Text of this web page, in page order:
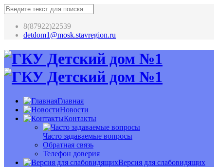
8(87922)22539
detdom1@mosk.stavregion.ru
Главная
Новости
Контакты
Часто задаваемые вопросы
Обратная связь
Телефон доверия
Версия для слабовидящих